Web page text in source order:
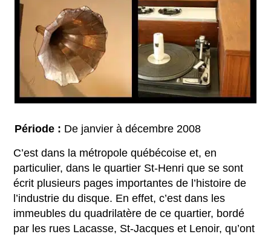
Période : De janvier à décembre 2008
C’est dans la métropole québécoise et, en
particulier, dans le quartier St-Henri que se sont
écrit plusieurs pages importantes de l’histoire de
l’industrie du disque. En effet, c’est dans les
immeubles du quadrilatère de ce quartier, bordé
par les rues Lacasse, St-Jacques et Lenoir, qu’ont